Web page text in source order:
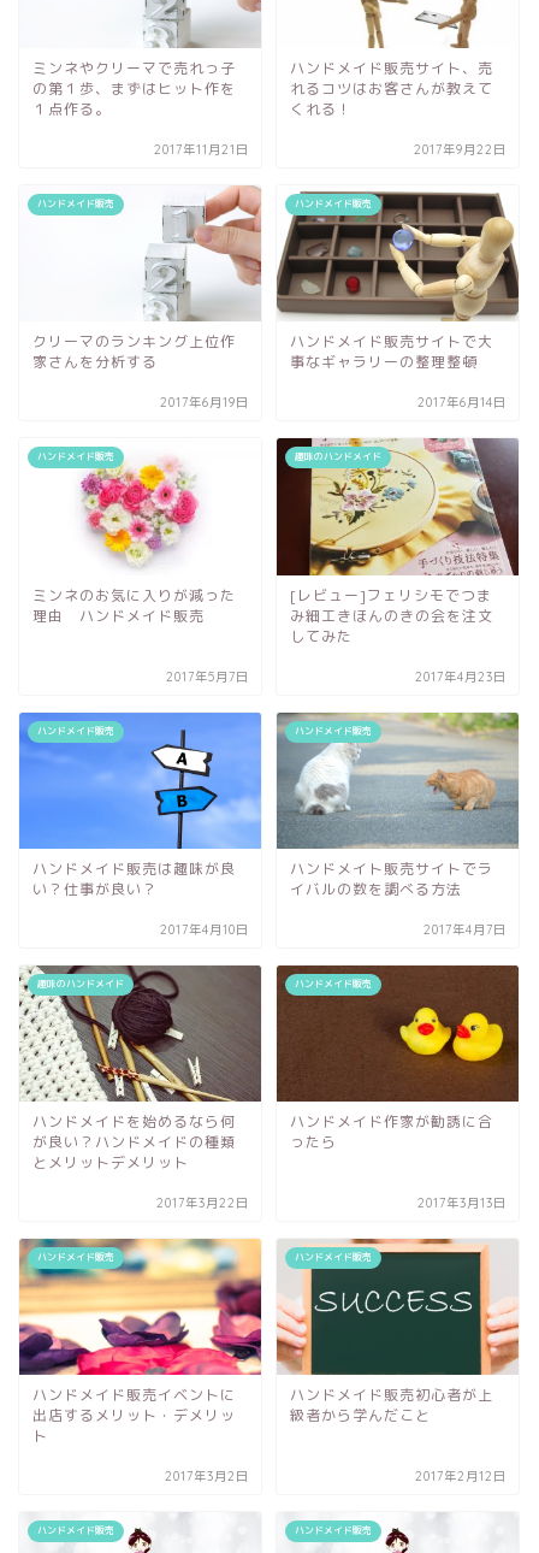
ミンネやクリーマで売れっ子
の第１歩、まずはヒット作を
１点作る。
2017年11月21日
ハンドメイド販売サイト、売
れるコツはお客さんが教えて
くれる！
2017年9月22日
ハンドメイド販売
クリーマのランキング上位作
家さんを分析する
2017年6月19日
ハンドメイド販売
ハンドメイド販売サイトで大
事なギャラリーの整理整頓
2017年6月14日
ハンドメイド販売
ミンネのお気に入りが減った
理由 ハンドメイド販売
2017年5月7日
趣味のハンドメイド
[レビュー]フェリシモでつま
み細工きほんのきの会を注文
してみた
2017年4月23日
ハンドメイド販売
ハンドメイド販売は趣味が良
い？仕事が良い？
2017年4月10日
ハンドメイド販売
ハンドメイト販売サイトでラ
イバルの数を調べる方法
2017年4月7日
趣味のハンドメイド
ハンドメイドを始めるなら何
が良い？ハンドメイドの種類
とメリットデメリット
2017年3月22日
ハンドメイド販売
ハンドメイド作家が勧誘に合
ったら
2017年3月13日
ハンドメイド販売
ハンドメイド販売イベントに
出店するメリット・デメリッ
ト
2017年3月2日
ハンドメイド販売
ハンドメイド販売初心者が上
級者から学んだこと
2017年2月12日
ハンドメイド販売 ハンドメイド販売